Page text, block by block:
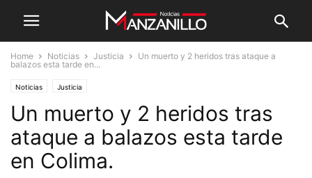
Home Noticias Justicia
Un muerto y 2 heridos tras ataque a
balazos esta tarde en...
Noticias Justicia
Un muerto y 2 heridos tras
ataque a balazos esta tarde
en Colima.